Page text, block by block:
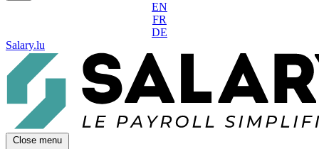
EN
FR
DE
Salary.lu
Close menu